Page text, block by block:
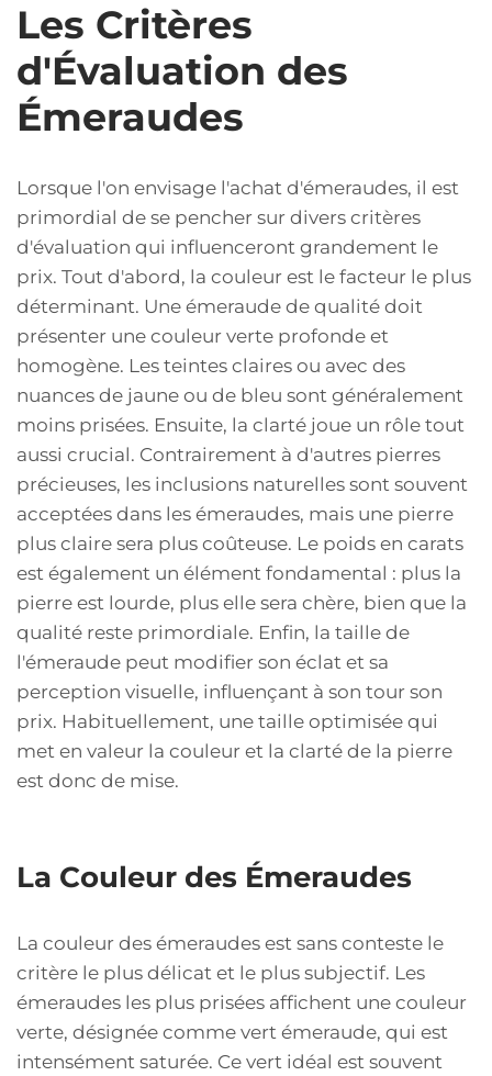
Les Critères
d'Évaluation des
Émeraudes
Lorsque l'on envisage l'achat d'émeraudes, il est
primordial de se pencher sur divers critères
d'évaluation qui influenceront grandement le
prix. Tout d'abord, la couleur est le facteur le plus
déterminant. Une émeraude de qualité doit
présenter une couleur verte profonde et
homogène. Les teintes claires ou avec des
nuances de jaune ou de bleu sont généralement
moins prisées. Ensuite, la clarté joue un rôle tout
aussi crucial. Contrairement à d'autres pierres
précieuses, les inclusions naturelles sont souvent
acceptées dans les émeraudes, mais une pierre
plus claire sera plus coûteuse. Le poids en carats
est également un élément fondamental : plus la
pierre est lourde, plus elle sera chère, bien que la
qualité reste primordiale. Enfin, la taille de
l'émeraude peut modifier son éclat et sa
perception visuelle, influençant à son tour son
prix. Habituellement, une taille optimisée qui
met en valeur la couleur et la clarté de la pierre
est donc de mise.
La Couleur des Émeraudes
La couleur des émeraudes est sans conteste le
critère le plus délicat et le plus subjectif. Les
émeraudes les plus prisées affichent une couleur
verte, désignée comme vert émeraude, qui est
intensément saturée. Ce vert idéal est souvent